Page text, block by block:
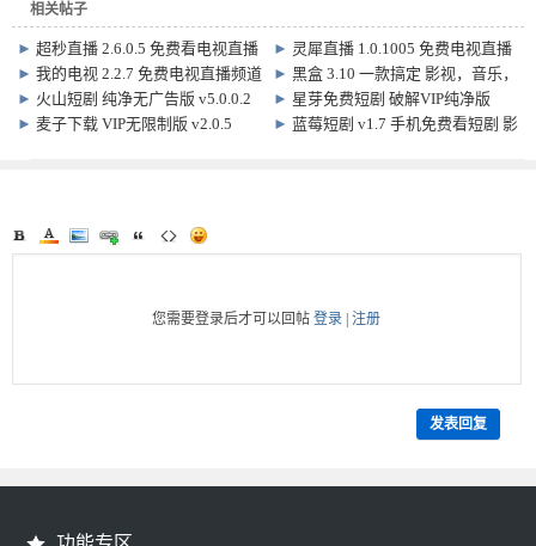
相关帖子
►超秒直播 2.6.0.5 免费看电视直播
频道软件
► 灵犀直播 1.0.1005 免费电视直播
软件
►我的电视 2.2.7 免费电视直播频道
软件
►黑盒 3.10 一款搞定 影视，音乐，
娱乐 支持TV+手机
► 火山短剧 纯净无广告版 v5.0.0.2
免费神剧追剧软件
►星芽免费短剧 破解VIP纯净版
v3.8.4.1
►麦子下载 VIP无限制版 v2.0.5 ►蓝莓短剧 v1.7 手机免费看短剧 影
您需要登录后才可以回帖登录 |注册
发表回复